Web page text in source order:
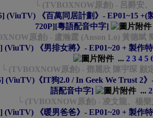
└ (TVBOXNOW原創) - 呂爵安
(ViuTV) 《百萬同居計劃》- EP01~15 +(
720P][粵語配音中字]
原創) - 盧瀚霆 (Anson Lo) 黃德斌
(ViuTV) 《男排女將》- EP01~20 + 製作
... 2 3 4 5
└ (TVBOXNOW原創) - 鄧麗欣 陳宇琛 顧
(ViuTV)《IT狗2.0 / In Geek We Trust 2》
語配音中字]
... 2
└ (TVBOXNOW原創) - 凌文龍、楊
(ViuTV) 《暖男爸爸》- EP01~20 + 製作